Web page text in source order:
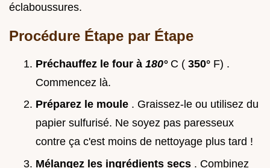
éclaboussures.
Procédure Étape par Étape
Préchauffez le four à 180° C ( 350° F) .
Commencez là.
Préparez le moule . Graissez-le ou utilisez du
papier sulfurisé. Ne soyez pas paresseux
contre ça c'est moins de nettoyage plus tard !
Mélangez les ingrédients secs . Combinez